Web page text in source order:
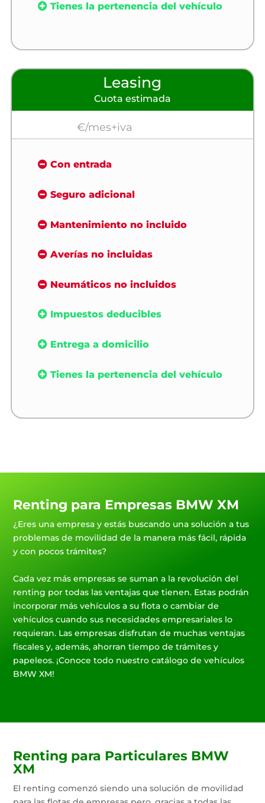
Tienes la pertenencia del vehículo
Leasing
Cuota estimada
€/mes+iva
Con entrada
Seguro adicional
Mantenimiento no incluido
Averías no incluidas
Neumáticos no incluidos
Impuestos deducibles
Entrega a domicilio
Tienes la pertenencia del vehículo
Renting para Empresas BMW XM
¿Eres una empresa y estás buscando una solución a tus
problemas de movilidad de la manera más fácil, rápida
y con pocos trámites?
Cada vez más empresas se suman a la revolución del
renting por todas las ventajas que tienen. Estas podrán
incorporar más vehículos a su flota o cambiar de
vehículos cuando sus necesidades empresariales lo
requieran. Las empresas disfrutan de muchas ventajas
fiscales y, además, ahorran tiempo de trámites y
papeleos. ¡Conoce todo nuestro catálogo de vehículos
BMW XM!
Renting para Particulares BMW
XM
El renting comenzó siendo una solución de movilidad